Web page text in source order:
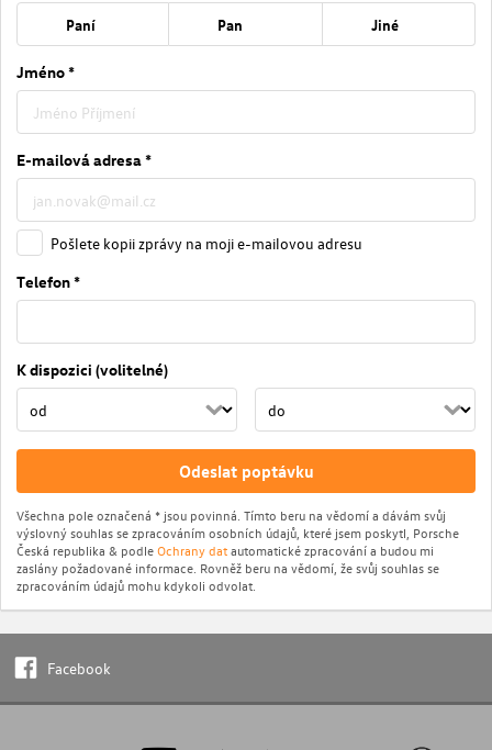
Paní Pan Jiné
Jméno *
E-mailová adresa *
Pošlete kopii zprávy na moji e-mailovou adresu
Telefon *
K dispozici (volitelné)
Odeslat poptávku
Všechna pole označená * jsou povinná. Tímto beru na vědomí a dávám svůj
výslovný souhlas se zpracováním osobních údajů, které jsem poskytl, Porsche
Česká republika & podleOchrany datautomatické zpracování a budou mi
zaslány požadované informace. Rovněž beru na vědomí, že svůj souhlas se
zpracováním údajů mohu kdykoli odvolat.
Facebook